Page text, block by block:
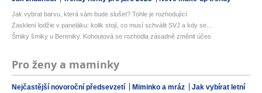
Jak vybrat barvu, která vám bude slušet? Tohle je rozhodující
Zasklení lodžie v paneláku: kolik stojí, co musí schválit SVJ a kdy se...
Šmiky šmiky u Bereniky. Kohoutová se rozhodla zásadně změnit účes
Pro ženy a maminky
Nejčastější novoroční předsevzetí Miminko a mráz
Jak vybírat letní